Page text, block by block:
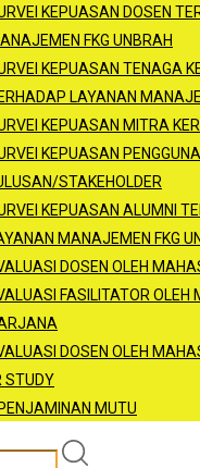
KEPUASAN DOSEN
FKG UNBRAH
KEPUASAN TENAGA
LAYANAN
KEPUASAN MITRA
KEPUASAN PENGGUNA
STAKEHOLDER
KEPUASAN ALUMNI
MANAJEMEN FKG
DOSEN OLEH
FASILITATOR OLEH
DOSEN OLEH
STUDY
MUTU